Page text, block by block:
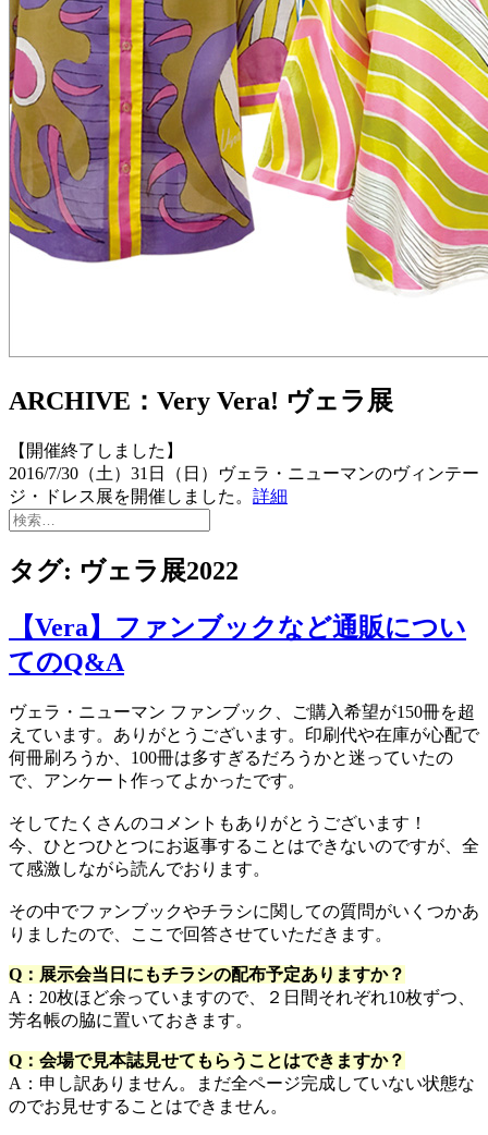
ARCHIVE：Very Vera! ヴェラ展
【開催終了しました】
2016/7/30（土）31日（日）ヴェラ・ニューマンのヴィンテー
ジ・ドレス展を開催しました。 詳細
検
タグ: ヴェラ展2022
【Vera】ファンブックなど通販につい
てのQ&A
ヴェラ・ニューマン ファンブック、ご購入希望が150冊を超
えています。ありがとうございます。印刷代や在庫が心配で
何冊刷ろうか、100冊は多すぎるだろうかと迷っていたの
で、アンケート作ってよかったです。
そしてたくさんのコメントもありがとうございます！
今、ひとつひとつにお返事することはできないのですが、全
て感激しながら読んでおります。
その中でファンブックやチラシに関しての質問がいくつかあ
りましたので、ここで回答させていただきます。
Q：展示会当日にもチラシの配布予定ありますか？
A：20枚ほど余っていますので、２日間それぞれ10枚ずつ、
芳名帳の脇に置いておきます。
Q：会場で見本誌見せてもらうことはできますか？
A：申し訳ありません。まだ全ページ完成していない状態な
のでお見せすることはできません。